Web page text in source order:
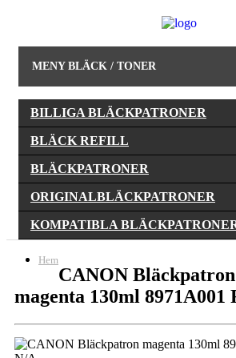
MENY BLÄCK / TONER
BILLIGA BLÄCKPATRONER
BLÄCK REFILL
BLÄCKPATRONER
ORIGINALBLÄCKPATRONER
KOMPATIBLA
Hem
CANON Bläckpatron
magenta 130ml 8971A001